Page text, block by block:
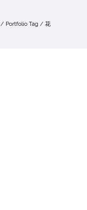
/ Portfolio Tag / 花